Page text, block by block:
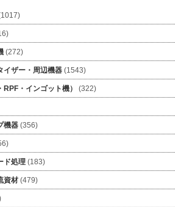
(272)
イザー・周辺機器 (1543)
RPF・インゴット機） (322)
機器 (356)
ド処理 (183)
資材 (479)